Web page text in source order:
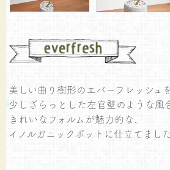
美しい曲り樹形のエバーフレッシュを
少しざらっとした左官壁のような風
きれいなフォルムが魅力的な、
イノルガニックポットに仕立てました